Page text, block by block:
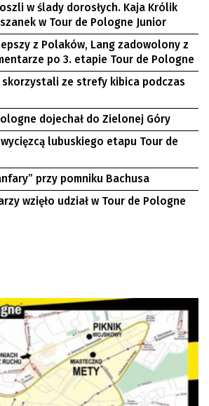
w ślady dorosłych. Kaja Królik
w Tour de Pologne Junior
z Polaków, Lang zadowolony z
po 3. etapie Tour de Pologne
ze strefy kibica podczas
dojechał do Zielonej Góry
lubuskiego etapu Tour de
przy pomniku Bachusa
wzięło udział w Tour de Pologne